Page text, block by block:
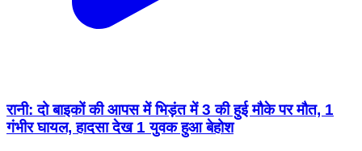
रानी: दो बाइकों की आपस में भिड़ंत में 3 की हुई मौके पर मौत, 1
गंभीर घायल, हादसा देख 1 युवक हुआ बेहोश